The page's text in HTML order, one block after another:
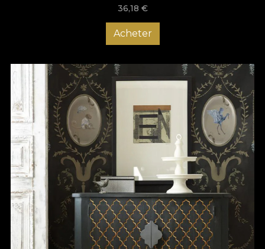
36,18 €
Acheter